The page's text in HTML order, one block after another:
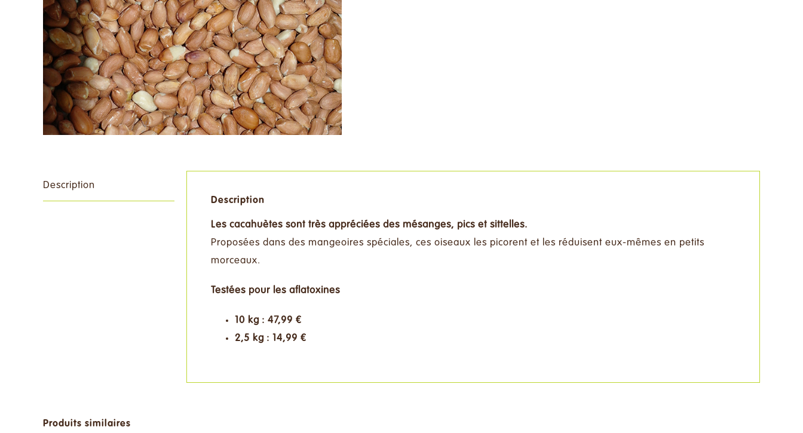
Rechercher:
Description
Description
Les cacahuètes sont très appréciées des mésanges, pics et sittelles.
Proposées dans des mangeoires spéciales, ces oiseaux les picorent et les réduisent eux-mêmes en petits
morceaux.
Testées pour les aflatoxines
10 kg : 47,99 €
2,5 kg : 14,99 €
Produits similaires